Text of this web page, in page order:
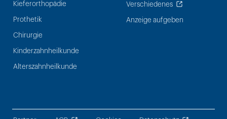
Kieferorthopädie
Prothetik
Chirurgie
Kinderzahnheilkunde
Alterszahnheilkunde
Verschiedenes
Anzeige aufgeben